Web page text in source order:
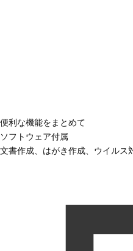
便利な機能をまとめて
ソフトウェア付属
文書作成、はがき作成、ウイルス